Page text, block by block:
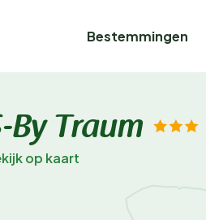
Bestemmingen
By Traum
op kaart